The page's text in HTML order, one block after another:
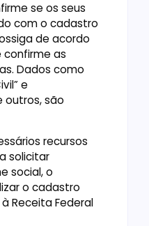
se os seus
com o cadastro
de acordo
as
Dados como
e
outros, são
recursos
solicitar
social, o
o cadastro
Receita Federal